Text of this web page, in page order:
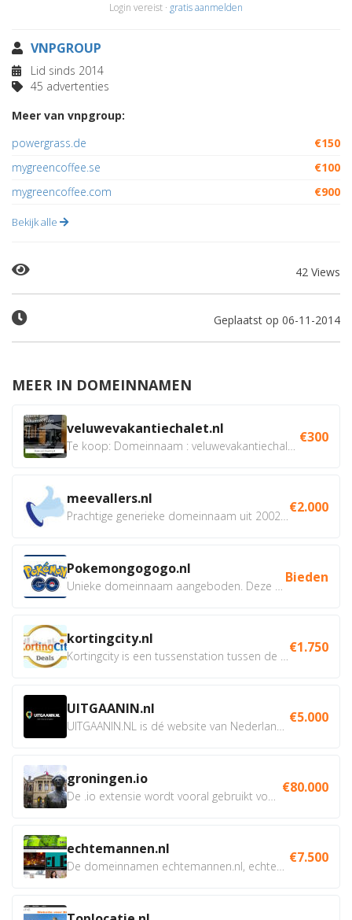
Login vereist · gratis aanmelden
VNPGROUP
Lid sinds 2014
45 advertenties
Meer van vnpgroup:
powergrass.de
€150
mygreencoffee.se
€100
mygreencoffee.com
€900
Bekijk alle
42 Views
Geplaatst op 06-11-2014
MEER IN DOMEINNAMEN
veluwevakantiechalet.nl €300
meevallers.nl €2.000
Pokemongogogo.nl Bieden
kortingcity.nl €1.750
UITGAANIN.nl €5.000
groningen.io €80.000
echtemannen.nl €7.500